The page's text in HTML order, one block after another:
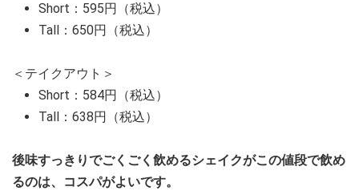
Short：595円（税込）
Tall：650円（税込）
＜テイクアウト＞
Short：584円（税込）
Tall：638円（税込）
後味すっきりでごくごく飲めるシェイクがこの値段で飲め
るのは、コスパがよいです。